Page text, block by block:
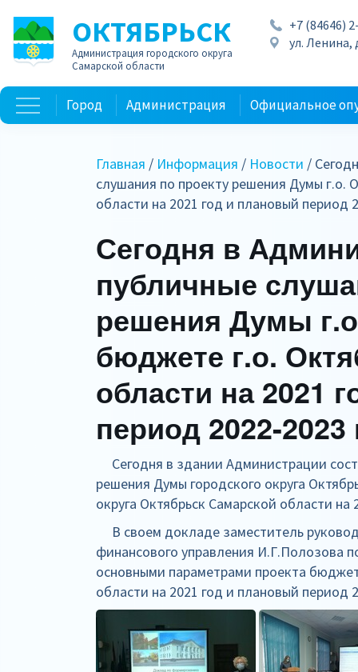
ОКТЯБРЬСК
Администрация городского округа
Самарской области
+7 (84646)
ул. Ленина,
Город Администрация Официальное
Главная / Информация / Новости /
слушания по проекту решения Думы г.о.
области на 2021 год и плановый период
Сегодня в
публичные
решения Думы
бюджете г.о.
области на 2021
период 2022-2023
Сегодня в здании Администрации
решения Думы городского округа
округа Октябрьск Самарской области
В своем докладе заместитель
финансового управления И.Г.Полозова
основными параметрами проекта
области на 2021 год и плановый период